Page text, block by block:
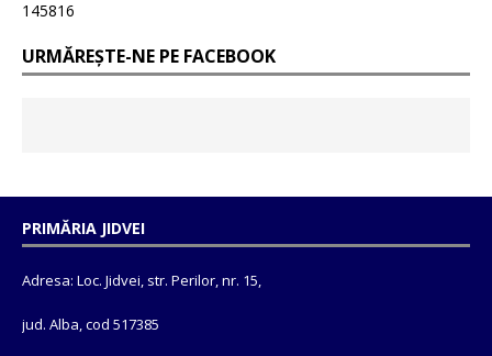
145816
URMĂREȘTE-NE PE FACEBOOK
PRIMĂRIA JIDVEI
Adresa: Loc. Jidvei, str. Perilor, nr. 15,
jud. Alba, cod 517385